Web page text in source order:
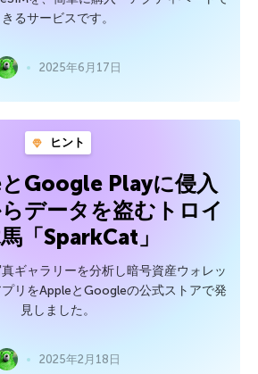
きるサービスです。
2025年6月17日
ヒント
Google Playに侵入
データを盗むトロイ
「SparkCat」
ギャラリーを分析し暗号資産ウォレッ
プリをAppleとGoogleの公式ストアで発
見しました。
2025年2月18日